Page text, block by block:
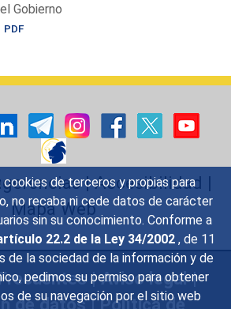
de terceros y propias para
no recaba ni cede datos de carácter
sin su conocimiento. Conforme a
22.2 de la Ley 34/2002 , de 11
de la sociedad de la información y de
pedimos su permiso para obtener
de su navegación por el sitio web
Gobierno
PDF
|Accesibilidad |
Mapa Web
|Aviso legal|
de datos|Política de